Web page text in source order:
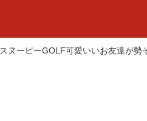
スヌーピーGOLF可愛いいお友達が勢